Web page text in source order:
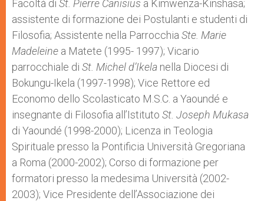
Facoltà di St. Pierre Canisius a Kimwenza-Kinshasa;
assistente di formazione dei Postulanti e studenti di
Filosofia; Assistente nella Parrocchia Ste. Marie
Madeleine a Matete (1995- 1997); Vicario
parrocchiale di St. Michel d’Ikela nella Diocesi di
Bokungu-Ikela (1997-1998); Vice Rettore ed
Economo dello Scolasticato M.S.C. a Yaoundé e
insegnante di Filosofia all’Istituto St. Joseph Mukasa
di Yaoundé (1998-2000); Licenza in Teologia
Spirituale presso la Pontificia Università Gregoriana
a Roma (2000-2002); Corso di formazione per
formatori presso la medesima Università (2002-
2003); Vice Presidente dell’Associazione dei